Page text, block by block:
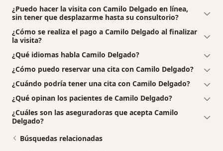
¿Puedo hacer la visita con Camilo Delgado en línea,
sin tener que desplazarme hasta su consultorio?
¿Cómo se realiza el pago a Camilo Delgado al finalizar
la visita?
¿Qué idiomas habla Camilo Delgado?
¿Cómo puedo reservar una cita con Camilo Delgado?
¿Cuándo podría tener una cita con Camilo Delgado?
¿Qué opinan los pacientes de Camilo Delgado?
¿Cuáles son las aseguradoras que acepta Camilo
Delgado?
Búsquedas relacionadas